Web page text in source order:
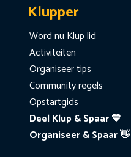
Klupper
Word nu Klup lid
Activiteiten
Organiseer tips
Community regels
Opstartgids
Deel Klup & Spaar 💙
Organiseer & Spaar 👋